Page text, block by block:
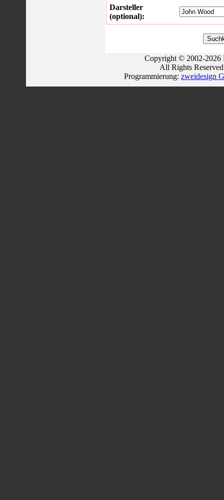
Darsteller
(optional):
Copyright © 2002-2026
All Rights
Programmierung: zweidesign